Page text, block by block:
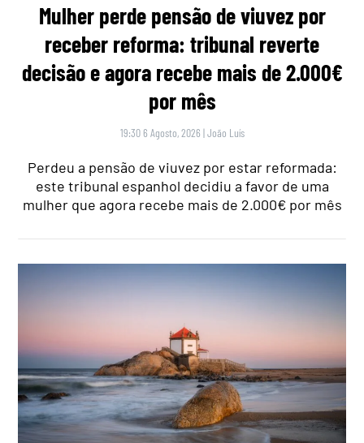
Mulher perde pensão de viuvez por
receber reforma: tribunal reverte
decisão e agora recebe mais de 2.000€
por mês
19:30 6 Agosto, 2026 |João Luís
Perdeu a pensão de viuvez por estar reformada:
este tribunal espanhol decidiu a favor de uma
mulher que agora recebe mais de 2.000€ por mês